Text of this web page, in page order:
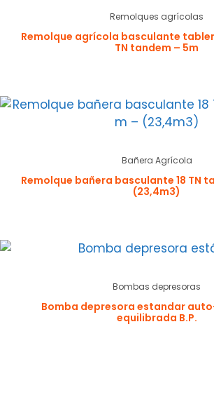
Remolques agrícolas
Remolque agrícola basculante
TN tandem – 5m
Bañera Agrícola
Remolque bañera basculante 18 TN
(23,4m3)
Bombas depresoras
Bomba depresora estandar
equilibrada B.P.